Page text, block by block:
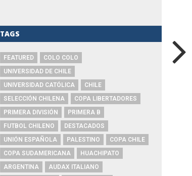
TAGS
FEATURED
COLO COLO
UNIVERSIDAD DE CHILE
UNIVERSIDAD CATÓLICA
CHILE
SELECCIÓN CHILENA
COPA LIBERTADORES
PRIMERA DIVISIÓN
PRIMERA B
FUTBOL CHILENO
DESTACADOS
UNIÓN ESPAÑOLA
PALESTINO
COPA CHILE
COPA SUDAMERICANA
HUACHIPATO
ARGENTINA
AUDAX ITALIANO